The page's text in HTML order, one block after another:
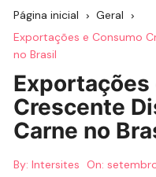
Página inicial
Geral
Exportações e Consumo
no Brasil
Exportações
Crescente
Carne no
By: Intersites On: